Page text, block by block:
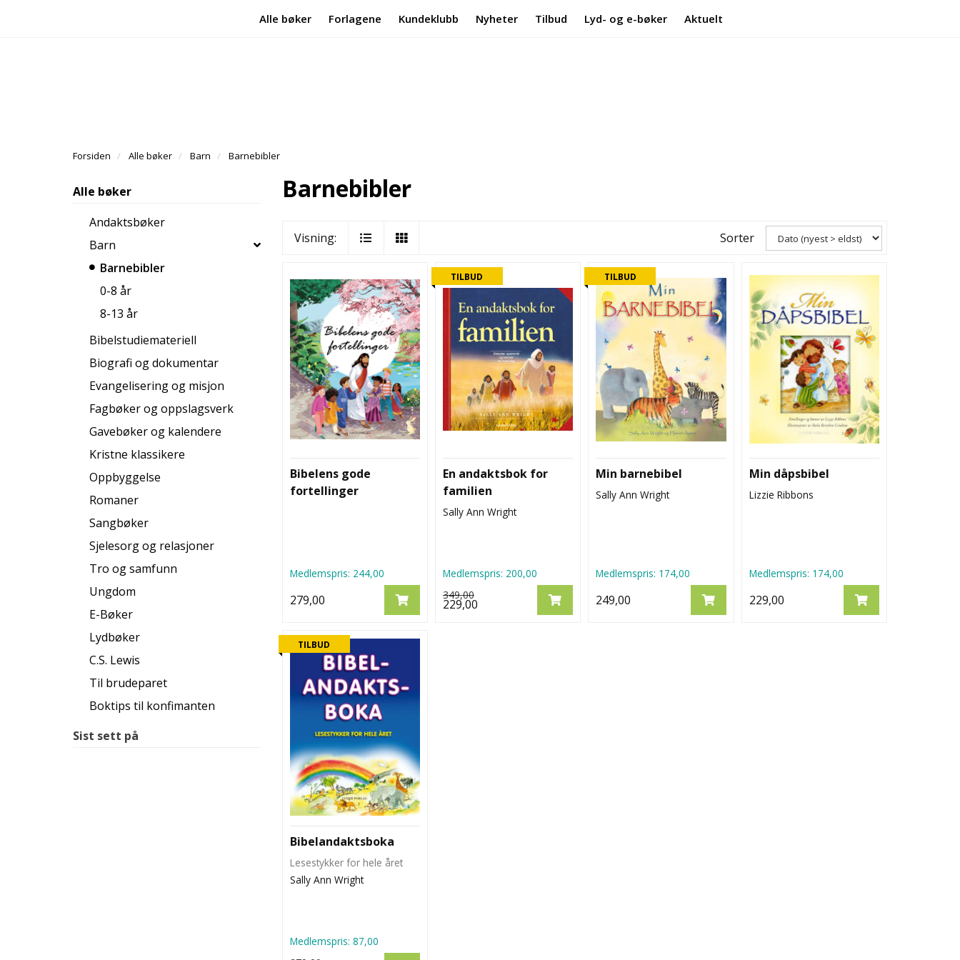
Alle bøker Forlagene Kundeklubb Nyheter Tilbud Lyd- og e-bøker Aktuelt
Forsiden Alle bøker Barn Barnebibler
Alle bøker
Andaktsbøker
Barn
Barnebibler
0-8 år
8-13 år
Bibelstudiemateriell
Biografi og dokumentar
Evangelisering og misjon
Fagbøker og oppslagsverk
Gavebøker og kalendere
Kristne klassikere
Oppbyggelse
Romaner
Sangbøker
Sjelesorg og relasjoner
Tro og samfunn
Ungdom
E-Bøker
Lydbøker
C.S. Lewis
Til brudeparet
Boktips til konfimanten
Sist sett på
Barnebibler
Visning: Sorter
Bibelens gode
fortellinger
Medlemspris: 244,00
279,00
TILBUD
En andaktsbok for
familien
Sally Ann Wright
Medlemspris: 200,00
349,00
229,00
TILBUD
Min barnebibel
Sally Ann Wright
Medlemspris: 174,00
249,00
Min dåpsbibel
Lizzie Ribbons
Medlemspris: 174,00
229,00
TILBUD
Bibelandaktsboka
Lesestykker for hele året
Sally Ann Wright
Medlemspris: 87,00